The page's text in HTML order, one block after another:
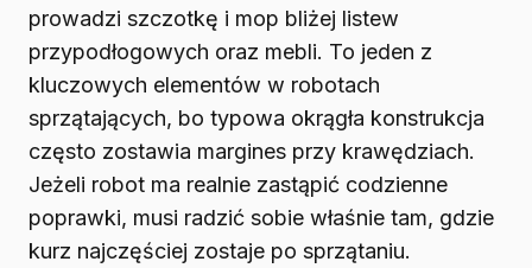
prowadzi szczotkę i mop bliżej listew
przypodłogowych oraz mebli. To jeden z
kluczowych elementów w robotach
sprzątających, bo typowa okrągła konstrukcja
często zostawia margines przy krawędziach.
Jeżeli robot ma realnie zastąpić codzienne
poprawki, musi radzić sobie właśnie tam, gdzie
kurz najczęściej zostaje po sprzątaniu.